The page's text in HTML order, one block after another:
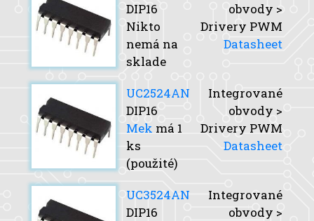
DIP16
Nikto
nemá na
sklade
obvody >
Drivery PWM
Datasheet
UC2524AN
DIP16
Mek má 1
ks
(použité)
Integrované
obvody >
Drivery PWM
Datasheet
UC3524AN
DIP16
Integrované
obvody >